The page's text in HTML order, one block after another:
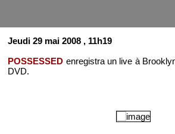
Jeudi 29 mai 2008 , 11h19
POSSESSED enregistra un live à
DVD.